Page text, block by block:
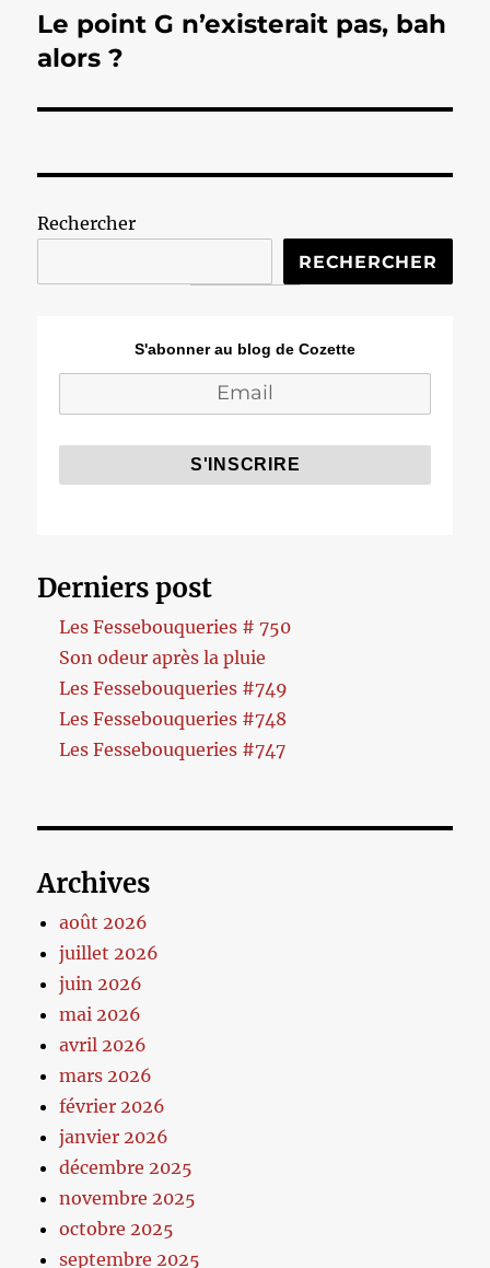
Publication
suivante :
Le point G n’existerait pas, bah
alors ?
Rechercher
RECHERCHER
S'abonner au blog de Cozette
Derniers post
Les Fessebouqueries # 750
Son odeur après la pluie
Les Fessebouqueries #749
Les Fessebouqueries #748
Les Fessebouqueries #747
Archives
août 2026
juillet 2026
juin 2026
mai 2026
avril 2026
mars 2026
février 2026
janvier 2026
décembre 2025
novembre 2025
octobre 2025
septembre 2025